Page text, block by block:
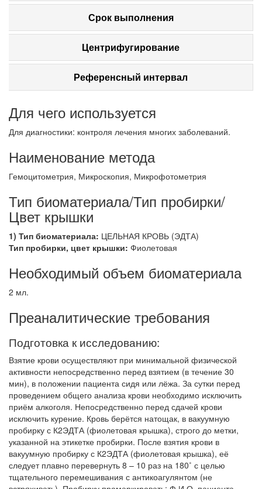
Срок выполнения
Центрифугирование
Референсный интервал
Для чего используется
Для диагностики: контроля лечения многих заболеваний.
Наименование метода
Гемоцитометрия, Микроскопия, Микрофотометрия
Тип биоматериала/Тип пробирки/
Цвет крышки
1) Тип биоматериала: ЦЕЛЬНАЯ КРОВЬ (ЭДТА)
Тип пробирки, цвет крышки: Фиолетовая
Необходимый объем биоматериала
2 мл.
Преаналитические требования
Подготовка к исследованию:
Взятие крови осуществляют при минимальной физической
активности непосредственно перед взятием (в течение 30
мин), в положении пациента сидя или лёжа. За сутки перед
проведением общего анализа крови необходимо исключить
приём алкоголя. Непосредственно перед сдачей крови
исключить курение. Кровь берётся натощак, в вакуумную
пробирку с К2ЭДТА (фиолетовая крышка), строго до метки,
указанной на этикетке пробирки. После взятия крови в
вакуумную пробирку с К2ЭДТА (фиолетовая крышка), её
следует плавно перевернуть 8 – 10 раз на 180˚ с целью
тщательного перемешивания с антикоагулянтом (не